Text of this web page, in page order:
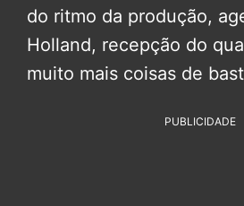
do ritmo da produção,
Holland, recepção do
muito mais coisas de
PUBLICIDADE